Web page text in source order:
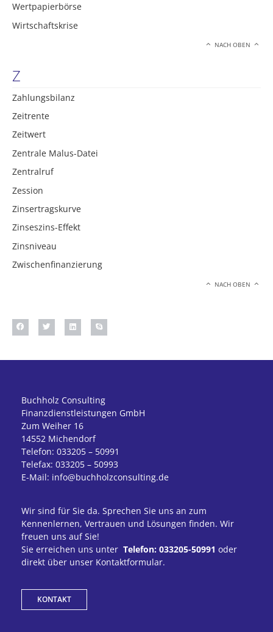
Wertpapierbörse
Wirtschaftskrise
NACH OBEN
Z
Zahlungsbilanz
Zeitrente
Zeitwert
Zentrale Malus-Datei
Zentralruf
Zession
Zinsertragskurve
Zinseszins-Effekt
Zinsniveau
Zwischenfinanzierung
NACH OBEN
Buchholz Consulting
Finanzdienstleistungen GmbH
Zum Weiher 16
14552 Michendorf
Telefon: 033205 – 50991
Telefax: 033205 – 50993
E-Mail: info@buchholzconsulting.de
Wir sind für Sie da. Sprechen Sie uns an zum
Kennenlernen, Vertrauen und Lösungen finden. Wir
freuen uns auf Sie!
Sie erreichen uns unter Telefon: 033205-50991 oder
direkt über unser Kontaktformular.
KONTAKT